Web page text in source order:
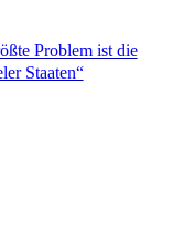
Problem ist die
Staaten“